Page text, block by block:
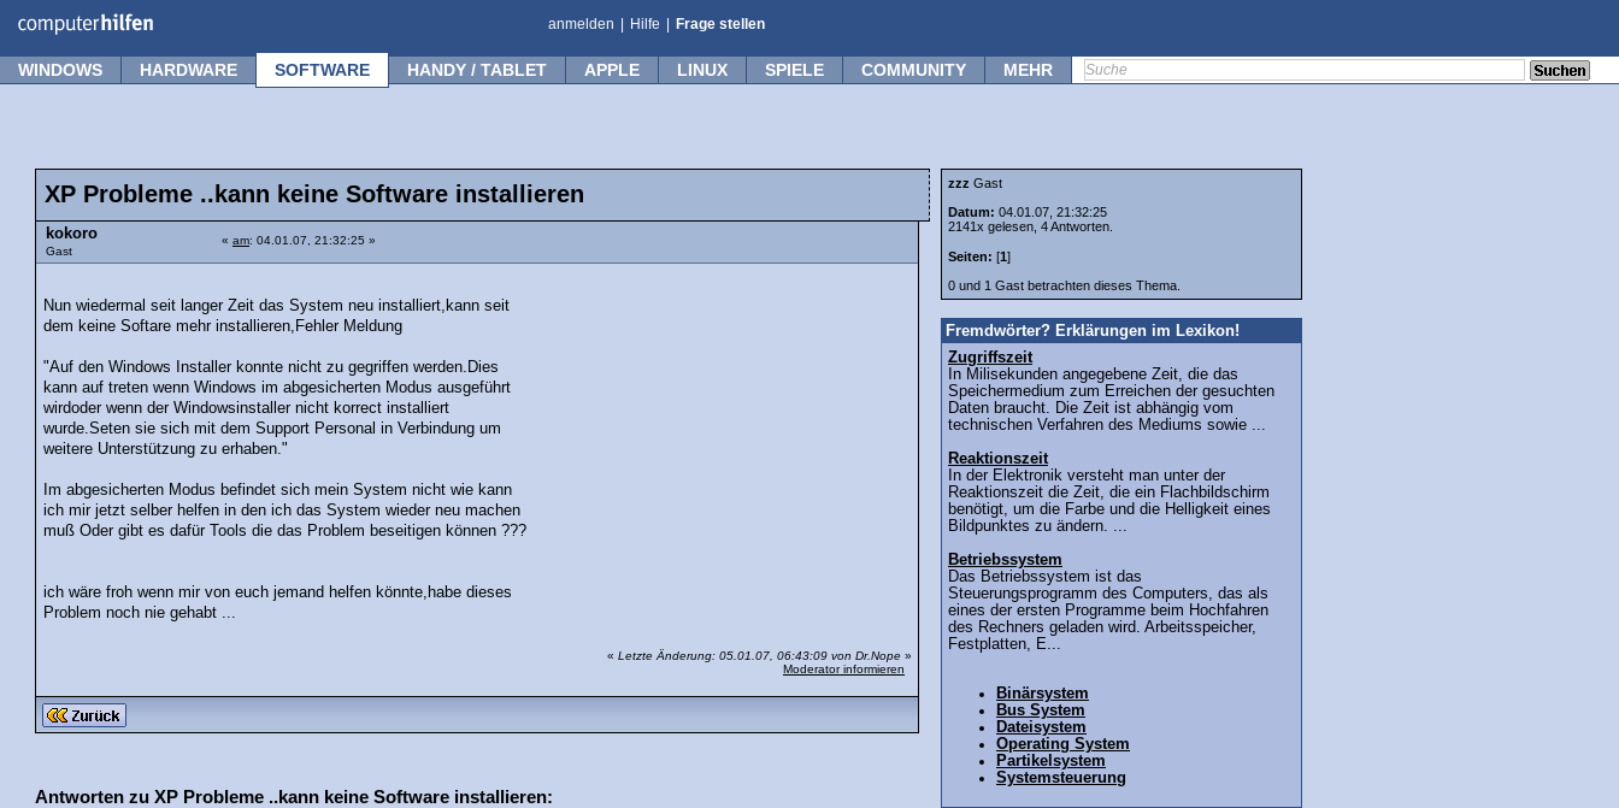
anmelden Hilfe Frage stellen
WINDOWS HARDWARE SOFTWARE HANDY / TABLET APPLE LINUX SPIELE COMMUNITY MEHR
XP Probleme ..kann keine Software installieren
kokoro
Gast
« am: 04.01.07, 21:32:25 »
Nun wiedermal seit langer Zeit das System neu installiert,kann seit
dem keine Softare mehr installieren,Fehler Meldung
"Auf den Windows Installer konnte nicht zu gegriffen werden.Dies
kann auf treten wenn Windows im abgesicherten Modus ausgeführt
wirdoder wenn der Windowsinstaller nicht korrect installiert
wurde.Seten sie sich mit dem Support Personal in Verbindung um
weitere Unterstützung zu erhaben."
Im abgesicherten Modus befindet sich mein System nicht wie kann
ich mir jetzt selber helfen in den ich das System wieder neu machen
muß Oder gibt es dafür Tools die das Problem beseitigen können ???
ich wäre froh wenn mir von euch jemand helfen könnte,habe dieses
Problem noch nie gehabt ...
« Letzte Änderung: 05.01.07, 06:43:09 von Dr.Nope »
Moderator informieren
Antworten zu XP Probleme ..kann keine Software installieren:
zzz Gast
Datum: 04.01.07, 21:32:25
2141x gelesen, 4 Antworten.
Seiten: [1]
0 und 1 Gast betrachten dieses Thema.
Fremdwörter? Erklärungen im Lexikon!
Zugriffszeit
In Milisekunden angegebene Zeit, die das
Speichermedium zum Erreichen der gesuchten
Daten braucht. Die Zeit ist abhängig vom
technischen Verfahren des Mediums sowie ...
Reaktionszeit
In der Elektronik versteht man unter der
Reaktionszeit die Zeit, die ein Flachbildschirm
benötigt, um die Farbe und die Helligkeit eines
Bildpunktes zu ändern. ...
Betriebssystem
Das Betriebssystem ist das
Steuerungsprogramm des Computers, das als
eines der ersten Programme beim Hochfahren
des Rechners geladen wird. Arbeitsspeicher,
Festplatten, E...
Binärsystem
Bus System
Dateisystem
Operating System
Partikelsystem
Systemsteuerung